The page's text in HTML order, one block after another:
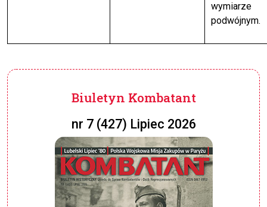
wymiarze
podwójnym.
Biuletyn Kombatant
nr 7 (427) Lipiec 2026